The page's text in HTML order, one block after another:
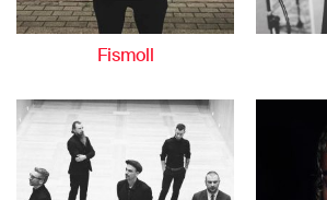
Fismoll